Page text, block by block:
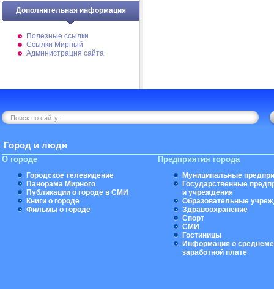
Дополнительная информация
Полезные ссылки
Ссылки Мирный
Администрация сайта
Город и люди
О городе
Городское телевидение
Панорама Мирного
Публикации о городе в СМИ
Книги о городе
Фильмы о городе
Предприятия города
Муниципальные
Государственные
и учреждения
Образовательные
Здравоохранение
Спорт
СМИ
Гостиницы
Информация о
заработной плате